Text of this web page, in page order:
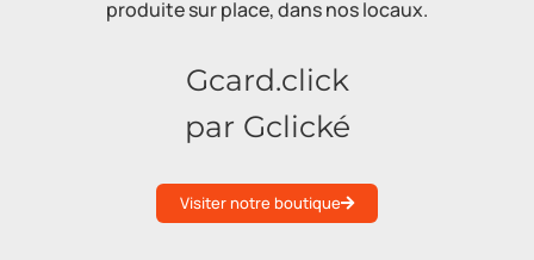
produite sur place, dans nos locaux.
Gcard.click
par Gclické
Visiter notre boutique